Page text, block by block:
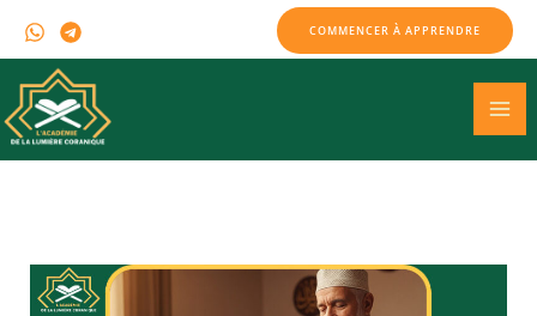
content
COMMENCER À APPRENDRE